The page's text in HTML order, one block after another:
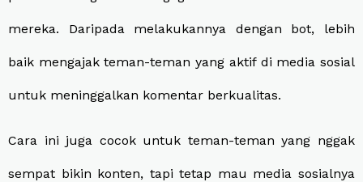
mereka. Daripada melakukannya dengan bot, lebih
baik mengajak teman-teman yang aktif di media sosial
untuk meninggalkan komentar berkualitas.
Cara ini juga cocok untuk teman-teman yang nggak
sempat bikin konten, tapi tetap mau media sosialnya